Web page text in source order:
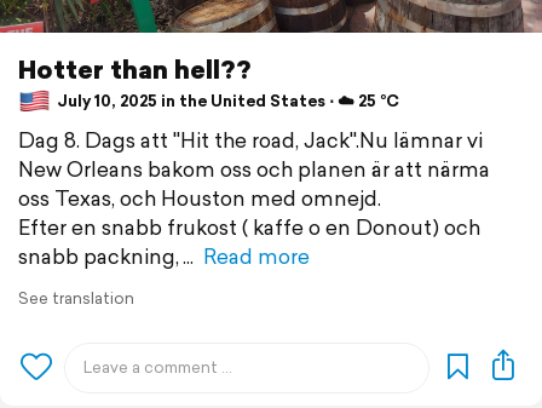
Hotter than hell??
July 10, 2025 in the United States ⋅ ☁️ 25 °C
Dag 8. Dags att "Hit the road, Jack".Nu lämnar vi
New Orleans bakom oss och planen är att närma
oss Texas, och Houston med omnejd.
Efter en snabb frukost ( kaffe o en Donout) och
snabb packning,
Read more
See translation